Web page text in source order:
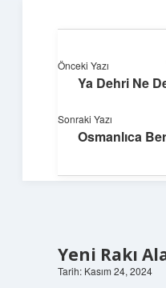
Yaratıcı
Yeni Rakı
Tarih: Kasım 24, 2024
Önceki Yazı
Ya Dehri Ne
Sonraki Yazı
Osmanlıca